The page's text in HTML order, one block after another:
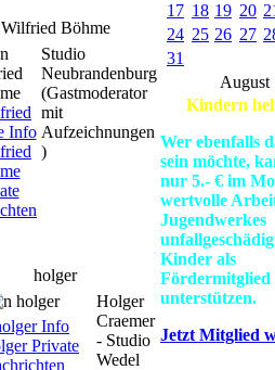
Wilfried Böhme
Studio
Neubrandenburg
(Gastmoderator
mit
Aufzeichnungen
)
holger
Holger
Craemer
- Studio
Wedel
17 18 19 20
24 25 26 27
31
August
Kindern
Wer ebenfalls
sein möchte,
nur 5.- € im
wertvolle
Jugendwerkes
Kinder als
Fördermitglied
unterstützen.
Jetzt Mitglied